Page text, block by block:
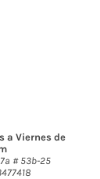
a Viernes de
# 53b-25